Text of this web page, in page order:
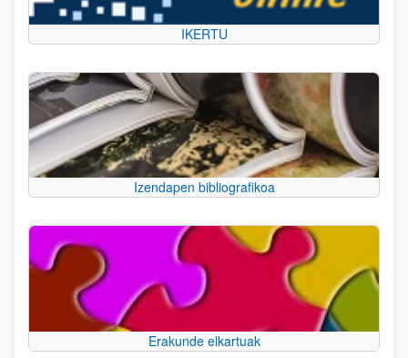
IKERTU
Izendapen bibliografikoa
Erakunde elkartuak